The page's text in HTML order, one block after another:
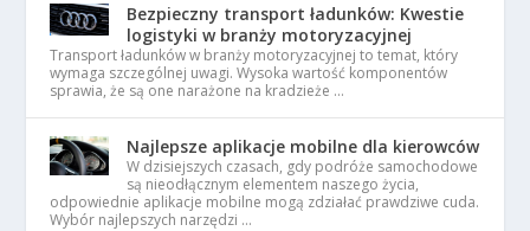
Bezpieczny transport ładunków: Kwestie
logistyki w branży motoryzacyjnej
Transport ładunków w branży motoryzacyjnej to temat, który
wymaga szczególnej uwagi. Wysoka wartość komponentów
sprawia, że są one narażone na kradzieże …
Najlepsze aplikacje mobilne dla kierowców
W dzisiejszych czasach, gdy podróże samochodowe
są nieodłącznym elementem naszego życia,
odpowiednie aplikacje mobilne mogą zdziałać prawdziwe cuda.
Wybór najlepszych narzędzi …